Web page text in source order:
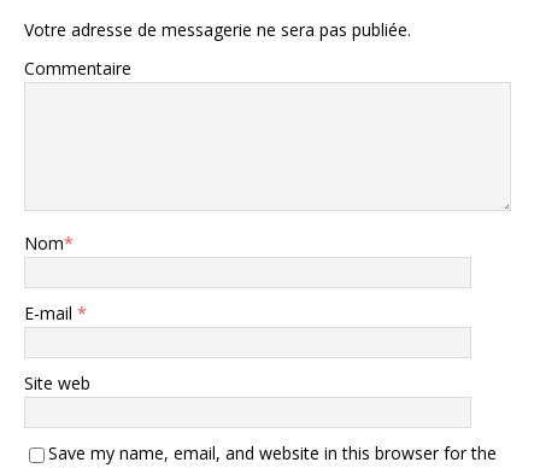
Votre adresse de messagerie ne sera pas publiée.
Commentaire
Nom*
E-mail *
Site web
Save my name, email, and website in this browser for the